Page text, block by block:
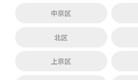
中京区
北区
上京区